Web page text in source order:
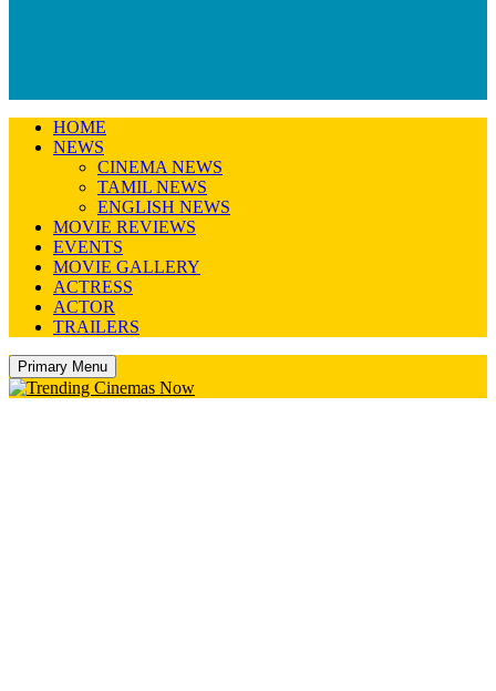
HOME
NEWS
CINEMA NEWS
TAMIL NEWS
ENGLISH NEWS
MOVIE REVIEWS
EVENTS
MOVIE GALLERY
ACTRESS
ACTOR
TRAILERS
Primary Menu